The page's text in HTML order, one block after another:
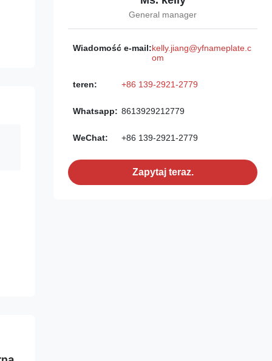
General manager
Wiadomość e-mail:kelly.jiang@yfnameplate.c
om
teren: +86 139-2921-2779
Whatsapp: 8613929212779
WeChat: +86 139-2921-2779
Zapytaj teraz.